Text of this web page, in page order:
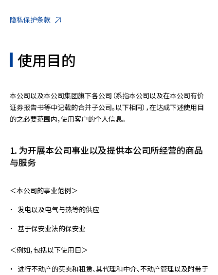
隐私保护条款
使用目的
本公司以及本公司集团旗下各公司（系指本公司以及在本公司有价
证券报告书等中记载的合并子公司。以下相同），在达成下述使用目
的之必要范围内，使用客户的个人信息。
1. 为开展本公司事业以及提供本公司所经营的商品
与服务
＜本公司的事业范例＞
发电以及电气与热等的供应
基于保安业法的保安业
＜例如，包括以下使用目＞
进行不动产的买卖和租赁、其代理和中介、不动产管理以及附带于